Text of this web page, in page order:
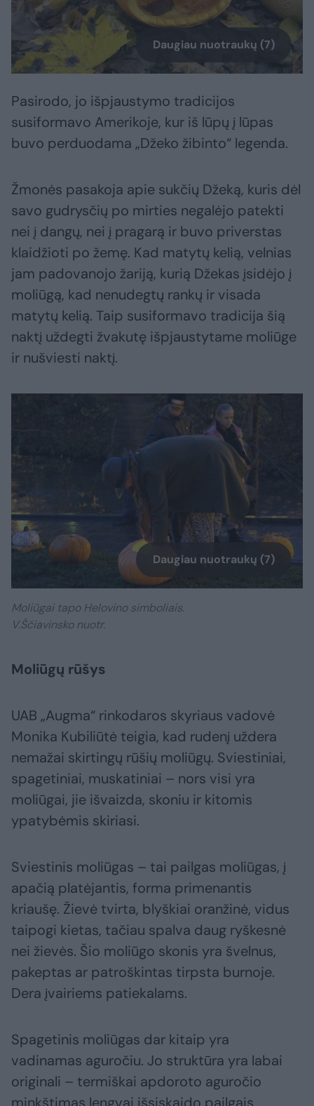
Daugiau nuotraukų (7)
Pasirodo, jo išpjaustymo tradicijos
susiformavo Amerikoje, kur iš lūpų į lūpas
buvo perduodama „Džeko žibinto“ legenda.
Žmonės pasakoja apie sukčių Džeką, kuris dėl
savo gudrysčių po mirties negalėjo patekti
nei į dangų, nei į pragarą ir buvo priverstas
klaidžioti po žemę. Kad matytų kelią, velnias
jam padovanojo žariją, kurią Džekas įsidėjo į
moliūgą, kad nenudegtų rankų ir visada
matytų kelią. Taip susiformavo tradicija šią
naktį uždegti žvakutę išpjaustytame moliūge
ir nušviesti naktį.
Daugiau nuotraukų (7)
Moliūgai tapo Helovino simboliais.
V.Ščiavinsko nuotr.
Moliūgų rūšys
UAB „Augma“ rinkodaros skyriaus vadovė
Monika Kubiliūtė teigia, kad rudenį uždera
nemažai skirtingų rūšių moliūgų. Sviestiniai,
spagetiniai, muskatiniai – nors visi yra
moliūgai, jie išvaizda, skoniu ir kitomis
ypatybėmis skiriasi.
Sviestinis moliūgas – tai pailgas moliūgas, į
apačią platėjantis, forma primenantis
kriaušę. Žievė tvirta, blyškiai oranžinė, vidus
taipogi kietas, tačiau spalva daug ryškesnė
nei žievės. Šio moliūgo skonis yra švelnus,
pakeptas ar patroškintas tirpsta burnoje.
Dera įvairiems patiekalams.
Spagetinis moliūgas dar kitaip yra
vadinamas aguročiu. Jo struktūra yra labai
originali – termiškai apdoroto aguročio
minkštimas lengvai išsiskaido pailgais